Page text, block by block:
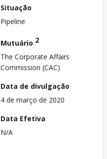
Situação
Pipeline
Mutuário 2
The Corporate Affairs
Commission (CAC)
Data de divulgação
4 de março de 2020
Data Efetiva
N/A